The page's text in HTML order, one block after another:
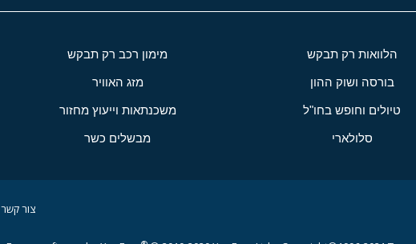
הלוואות רק תבקש מימון רכב רק תבקש
בורסה ושוק ההון מזג האוויר
טיולים וחופש בחו"ל משכנתאות וייעוץ מחזור
סלולארי מבשלים כשר
צור קשר